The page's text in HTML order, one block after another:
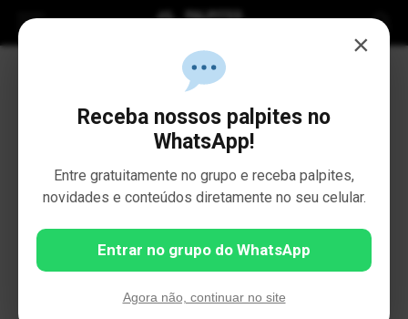
×
Receba nossos palpites no
WhatsApp!
Entre gratuitamente no grupo e receba palpites,
novidades e conteúdos diretamente no seu celular.
Entrar no grupo do WhatsApp
Agora não, continuar no site